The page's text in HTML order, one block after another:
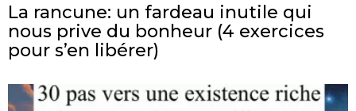
La rancune: un fardeau inutile qui
nous prive du bonheur (4 exercices
pour s’en libérer)